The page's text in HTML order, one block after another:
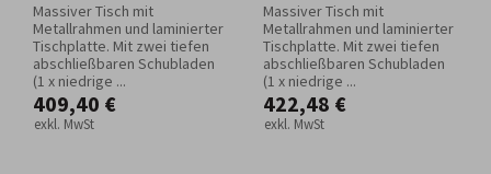
Massiver Tisch mit
Metallrahmen und laminierter
Tischplatte. Mit zwei tiefen
abschließbaren Schubladen
(1 x niedrige ...
409,40 €
exkl. MwSt
Massiver Tisch mit
Metallrahmen und laminierter
Tischplatte. Mit zwei tiefen
abschließbaren Schubladen
(1 x niedrige ...
422,48 €
exkl. MwSt